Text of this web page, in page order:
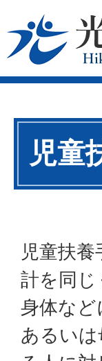
児童
児童扶
計を同
身体な
あるい